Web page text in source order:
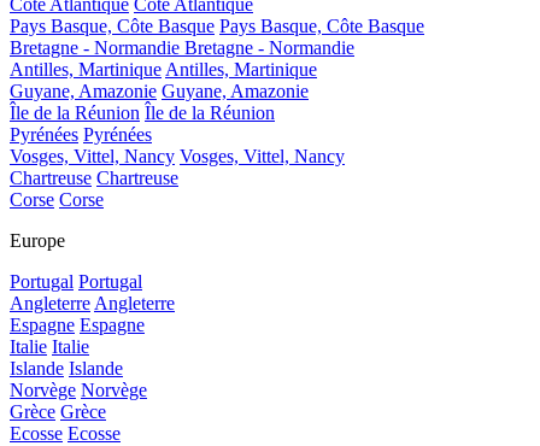
Côte Atlantique Côte Atlantique
Pays Basque, Côte Basque Pays Basque, Côte Basque
Bretagne - Normandie Bretagne - Normandie
Antilles, MartiniqueAntilles, Martinique
Guyane, Amazonie Guyane, Amazonie
Île de la Réunion Île de la Réunion
Pyrénées Pyrénées
Vosges, Vittel, Nancy Vosges, Vittel, Nancy
Chartreuse Chartreuse
Corse Corse
Europe
Portugal Portugal
AngleterreAngleterre
Espagne Espagne
Italie Italie
Islande Islande
Norvège Norvège
Grèce Grèce
Ecosse Ecosse